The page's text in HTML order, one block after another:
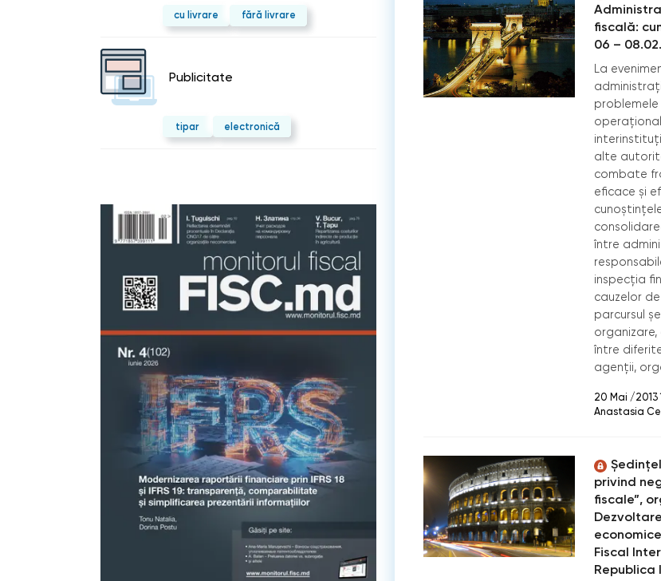
cu livrare fără livrare
Publicitate
tipar electronică
ﬁscală:
06 –
La
alte
combate
eﬁcace și
între
inspecția
cauzelor
parcursul
între
agenții,
20 Mai /2013
Anastasia
privind
ﬁscale”,
Fiscal
Republica